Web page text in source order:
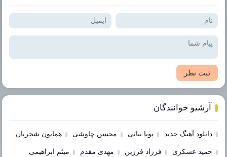
ثبت نظر
آرشیو خوانندگان
دانلود آهنگ جدید پویا بیاتی محسن چاوشی همایون شجریان
حمید عسکری فرزاد فرزین مهدی مقدم میثم ابراهیمی